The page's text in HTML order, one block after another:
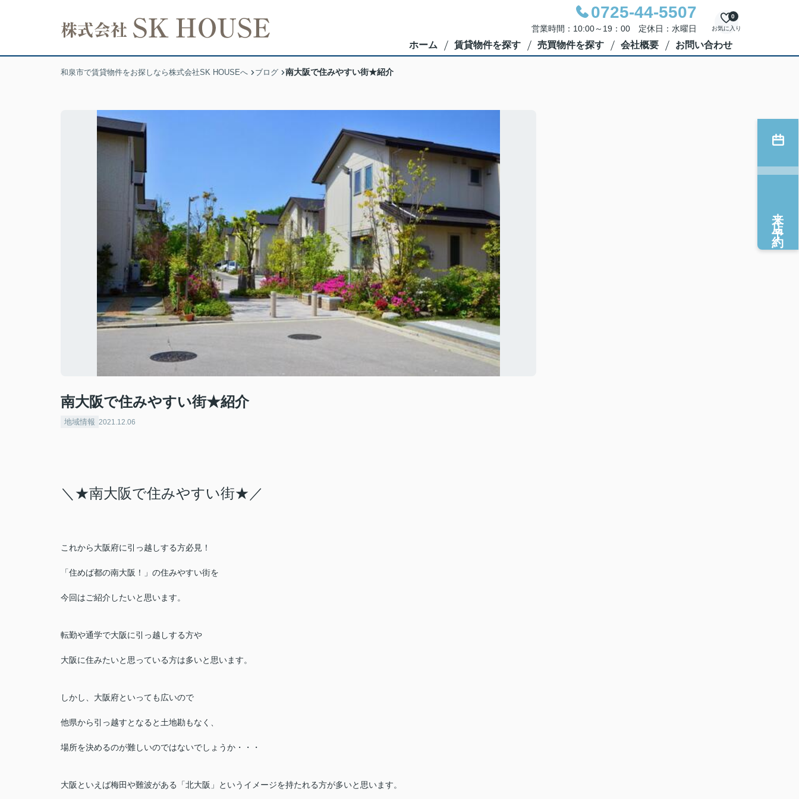
0725-44-5507
営業時間：10:00～19：00 定休日：水曜日 お気に入り
0
ホーム 賃貸物件を探す 売買物件を探す 会社概要 お問い合わせ
和泉市で賃貸物件をお探しなら株式会社SK HOUSEへ ブログ 南大阪で住みやすい街★紹介
南大阪で住みやすい街★紹介
地域情報 2021.12.06
＼★南大阪で住みやすい街★／
これから大阪府に引っ越しする方必見！
「住めば都の南大阪！」の住みやすい街を
今回はご紹介したいと思います。
転勤や通学で大阪に引っ越しする方や
大阪に住みたいと思っている方は多いと思います。
しかし、大阪府といっても広いので
他県から引っ越すとなると土地勘もなく、
場所を決めるのが難しいのではないでしょうか・・・
大阪といえば梅田や難波がある「北大阪」というイメージを持たれる方が多いと思います。
来店予約